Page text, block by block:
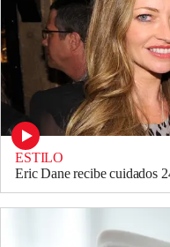
ESTILO
Eric Dane recibe cuidados